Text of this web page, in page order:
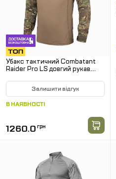
Убакс тактичний Combatant
Raider Pro LS довгий рукав.
Залишити відгук
В НАЯВНОСТІ
1260.0 грн